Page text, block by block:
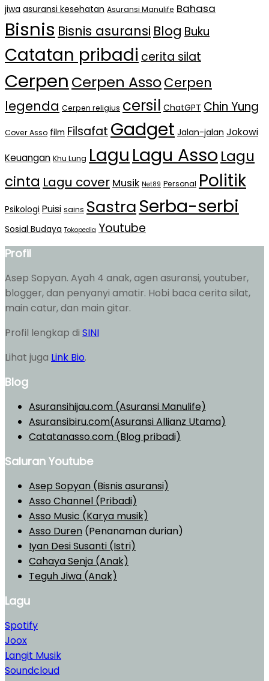
jiwa asuransi kesehatan Asuransi Manulife Bahasa
Bisnis Bisnis asuransi Blog Buku
Catatan pribadi cerita silat
Cerpen Cerpen AssoCerpen
legenda Cerpen religius cersil ChatGPT Chin Yung
Cover Asso film Filsafat Gadget Jalan-jalan Jokowi
Keuangan Khu Lung Lagu Lagu Asso Lagu
cinta Lagu cover Musik Net89 Personal Politik
Psikologi Puisi sains SastraSerba-serbi
Sosial Budaya Tokopedia Youtube
Profil
Asep Sopyan. Ayah 4 anak, agen asuransi, youtuber,
blogger, dan penyanyi amatir. Hobi baca cerita silat,
main catur, dan main gitar.
Profil lengkap di SINI
Lihat juga Link Bio.
Blog
Asuransihijau.com (Asuransi Manulife)
Asuransibiru.com(Asuransi Allianz Utama)
Catatanasso.com (Blog pribadi)
Saluran Youtube
Asep Sopyan (Bisnis asuransi)
Asso Channel (Pribadi)
Asso Music (Karya musik)
Asso Duren (Penanaman durian)
Iyan Desi Susanti (Istri)
Cahaya Senja (Anak)
Teguh Jiwa (Anak)
Lagu
Spotify
Joox
Langit Musik
Soundcloud